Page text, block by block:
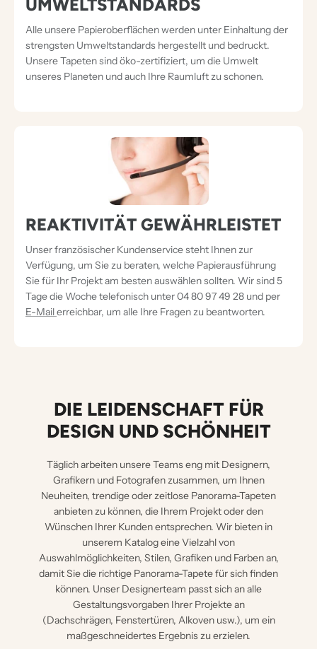
UMWELTSTANDARDS
Alle unsere Papieroberflächen werden unter Einhaltung der
strengsten Umweltstandards hergestellt und bedruckt.
Unsere Tapeten sind öko-zertifiziert, um die Umwelt
unseres Planeten und auch Ihre Raumluft zu schonen.
REAKTIVITÄT GEWÄHRLEISTET
Unser französischer Kundenservice steht Ihnen zur
Verfügung, um Sie zu beraten, welche Papierausführung
Sie für Ihr Projekt am besten auswählen sollten. Wir sind 5
Tage die Woche telefonisch unter 04 80 97 49 28 und per
E-Mailerreichbar, um alle Ihre Fragen zu beantworten.
DIE LEIDENSCHAFT FÜR
DESIGN UND SCHÖNHEIT
Täglich arbeiten unsere Teams eng mit Designern,
Grafikern und Fotografen zusammen, um Ihnen
Neuheiten, trendige oder zeitlose Panorama-Tapeten
anbieten zu können, die Ihrem Projekt oder den
Wünschen Ihrer Kunden entsprechen. Wir bieten in
unserem Katalog eine Vielzahl von
Auswahlmöglichkeiten, Stilen, Grafiken und Farben an,
damit Sie die richtige Panorama-Tapete für sich finden
können. Unser Designerteam passt sich an alle
Gestaltungsvorgaben Ihrer Projekte an
(Dachschrägen, Fenstertüren, Alkoven usw.), um ein
maßgeschneidertes Ergebnis zu erzielen.